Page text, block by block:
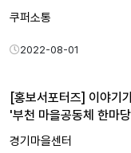
쿠퍼소통
2022-08-01
[홍보서포터즈] 이야기
'부천 마을공동체 한마
경기마을센터